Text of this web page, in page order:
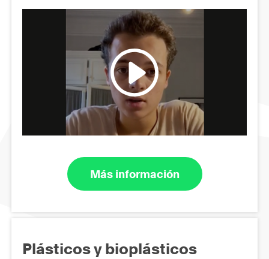
Más información
Plásticos y bioplásticos